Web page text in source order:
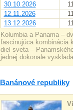
30.10.2026
12.11.2026
13.12.2026
Kolumbia a Panama –
fascinujúca kombinácia
diel sveta –
jednej dokonale
Banánové republiky